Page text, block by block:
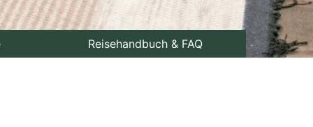
Reisehandbuch & FAQ